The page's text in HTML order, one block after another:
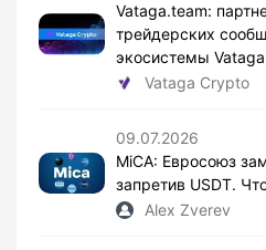
Vataga.team:
трейдерских
экосистемы
Vataga Crypto
09.07.2026
MiCA: Евросоюз
запретив USDT.
Alex Zverev